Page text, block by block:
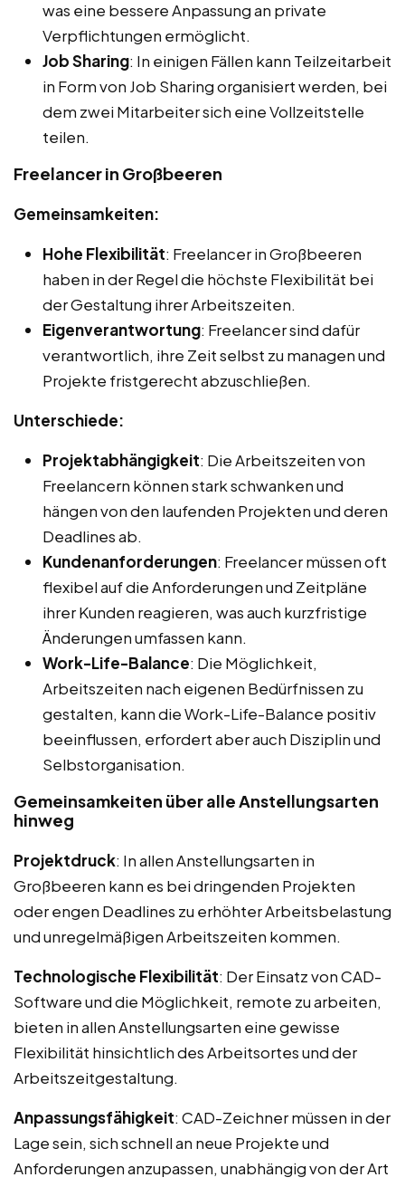
was eine bessere Anpassung an private
Verpflichtungen ermöglicht.
Job Sharing: In einigen Fällen kann Teilzeitarbeit
in Form von Job Sharing organisiert werden, bei
dem zwei Mitarbeiter sich eine Vollzeitstelle
teilen.
Freelancer in Großbeeren
Gemeinsamkeiten:
Hohe Flexibilität: Freelancer in Großbeeren
haben in der Regel die höchste Flexibilität bei
der Gestaltung ihrer Arbeitszeiten.
Eigenverantwortung: Freelancer sind dafür
verantwortlich, ihre Zeit selbst zu managen und
Projekte fristgerecht abzuschließen.
Unterschiede:
Projektabhängigkeit: Die Arbeitszeiten von
Freelancern können stark schwanken und
hängen von den laufenden Projekten und deren
Deadlines ab.
Kundenanforderungen: Freelancer müssen oft
flexibel auf die Anforderungen und Zeitpläne
ihrer Kunden reagieren, was auch kurzfristige
Änderungen umfassen kann.
Work-Life-Balance: Die Möglichkeit,
Arbeitszeiten nach eigenen Bedürfnissen zu
gestalten, kann die Work-Life-Balance positiv
beeinflussen, erfordert aber auch Disziplin und
Selbstorganisation.
Gemeinsamkeiten über alle Anstellungsarten
hinweg
Projektdruck: In allen Anstellungsarten in
Großbeeren kann es bei dringenden Projekten
oder engen Deadlines zu erhöhter Arbeitsbelastung
und unregelmäßigen Arbeitszeiten kommen.
Technologische Flexibilität: Der Einsatz von CAD-
Software und die Möglichkeit, remote zu arbeiten,
bieten in allen Anstellungsarten eine gewisse
Flexibilität hinsichtlich des Arbeitsortes und der
Arbeitszeitgestaltung.
Anpassungsfähigkeit: CAD-Zeichner müssen in der
Lage sein, sich schnell an neue Projekte und
Anforderungen anzupassen, unabhängig von der Art